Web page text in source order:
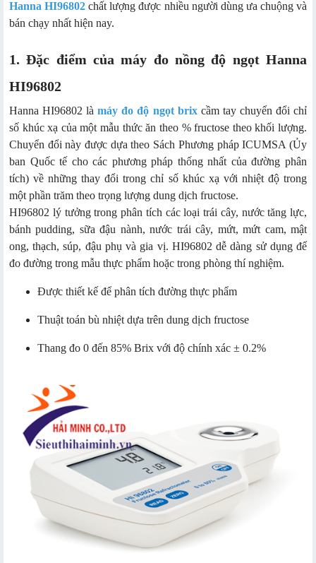
Hanna HI96802 chất lượng được nhiều người dùng ưa chuộng và
bán chạy nhất hiện nay.
1. Đặc điểm của máy đo nồng độ ngọt Hanna
HI96802
Hanna HI96802 làmáy đo độ ngọt brixcầm tay chuyển đổi chỉ
số khúc xạ của một mẫu thức ăn theo % fructose theo khối lượng.
Chuyển đổi này được dựa theo Sách Phương pháp ICUMSA (Ủy
ban Quốc tế cho các phương pháp thống nhất của đường phân
tích) về những thay đổi trong chỉ số khúc xạ với nhiệt độ trong
một phần trăm theo trọng lượng dung dịch fructose.
HI96802 lý tưởng trong phân tích các loại trái cây, nước tăng lực,
bánh pudding, sữa đậu nành, nước trái cây, mứt, mứt cam, mật
ong, thạch, súp, đậu phụ và gia vị. HI96802 dễ dàng sử dụng để
đo đường trong mẫu thực phẩm hoặc trong phòng thí nghiệm.
Được thiết kế để phân tích đường thực phẩm
Thuật toán bù nhiệt dựa trên dung dịch fructose
Thang đo 0 đến 85% Brix với độ chính xác ± 0.2%